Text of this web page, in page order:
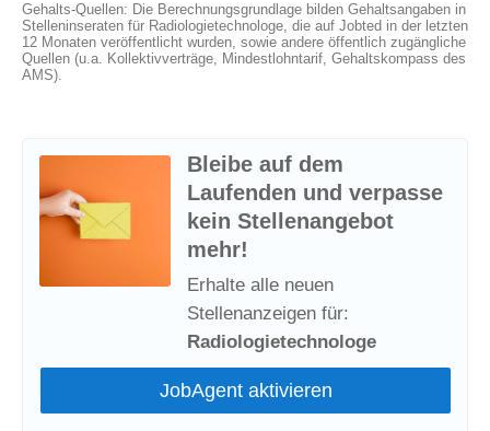
Gehalts-Quellen: Die Berechnungsgrundlage bilden Gehaltsangaben in
Stelleninseraten für Radiologietechnologe, die auf Jobted in der letzten
12 Monaten veröffentlicht wurden, sowie andere öffentlich zugängliche
Quellen (u.a. Kollektivverträge, Mindestlohntarif, Gehaltskompass des
AMS).
Bleibe auf dem
Laufenden und verpasse
kein Stellenangebot
mehr!
Erhalte alle neuen
Stellenanzeigen für:
Radiologietechnologe